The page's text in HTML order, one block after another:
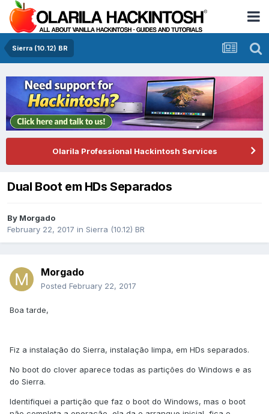
Sierra (10.12) BR
Olarila Professional Hackintosh Services
Dual Boot em HDs Separados
By Morgado
February 22, 2017 in Sierra (10.12) BR
Morgado
Posted February 22, 2017
Boa tarde,
Fiz a instalação do Sierra, instalação limpa, em HDs separados.
No boot do clover aparece todas as partições do Windows e as
do Sierra.
Identifiquei a partição que faz o boot do Windows, mas o boot